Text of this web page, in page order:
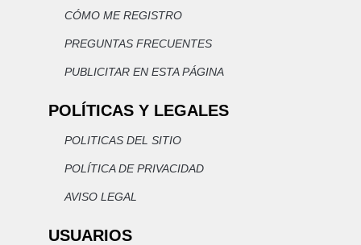
CÓMO ME REGISTRO
PREGUNTAS FRECUENTES
PUBLICITAR EN ESTA PÁGINA
POLÍTICAS Y LEGALES
POLITICAS DEL SITIO
POLÍTICA DE PRIVACIDAD
AVISO LEGAL
USUARIOS